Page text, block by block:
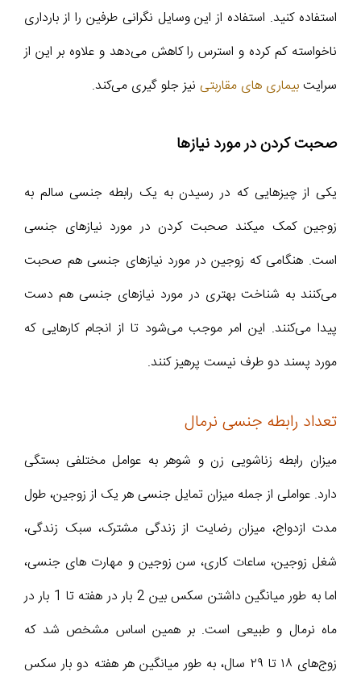
استفاده کنید. استفاده از این وسایل نگرانی طرفین را از بارداری
ناخواسته کم کرده و استرس را کاهش می‌دهد و علاوه بر این از
سرایتبیماری های مقاربتی نیز جلو گیری می‌کند.
صحبت کردن در مورد نیازها
یکی از چیزهایی که در رسیدن به یک رابطه جنسی سالم به
زوجین کمک می‎کند صحبت کردن در مورد نیازهای جنسی
است. هنگامی که زوجین در مورد نیازهای جنسی هم صحبت
می‌کنند به شناخت بهتری در مورد نیازهای جنسی هم دست
پیدا می‌کنند. این امر موجب می‌شود تا از انجام کارهایی که
مورد پسند دو طرف نیست پرهیز کنند.
تعداد رابطه جنسی نرمال
میزان رابطه زناشویی زن و شوهر به عوامل مختلفی بستگی
دارد. عواملی از جمله میزان تمایل جنسی هر یک از زوجین، طول
مدت ازدواج، میزان رضایت از زندگی مشترک، سبک زندگی،
شغل زوجین، ساعات کاری، سن زوجین و مهارت های جنسی،
اما به طور میانگین داشتن سکس بین 2 بار در هفته تا 1 بار در
ماه نرمال و طبیعی است. بر همین اساس مشخص شد که
زوج‌های ۱۸ تا ۲۹ سال، به طور میانگین هر هفته دو بار سکس